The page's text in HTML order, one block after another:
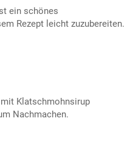
ein schönes
Rezept leicht zuzubereiten.
Klatschmohnsirup
Nachmachen.